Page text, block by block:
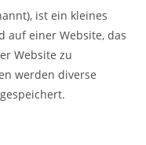
ist ein kleines
auf einer Website, das
Website zu
werden diverse